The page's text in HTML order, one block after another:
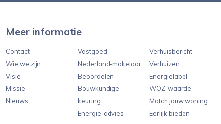
Meer informatie
Contact
Wie we zijn
Visie
Missie
Nieuws
Vastgoed
Nederland-makelaar
Beoordelen
Bouwkundige
keuring
Energie-advies
Verhuisbericht
Verhuizen
Energielabel
WOZ-waarde
Match jouw woning
Eerlijk bieden